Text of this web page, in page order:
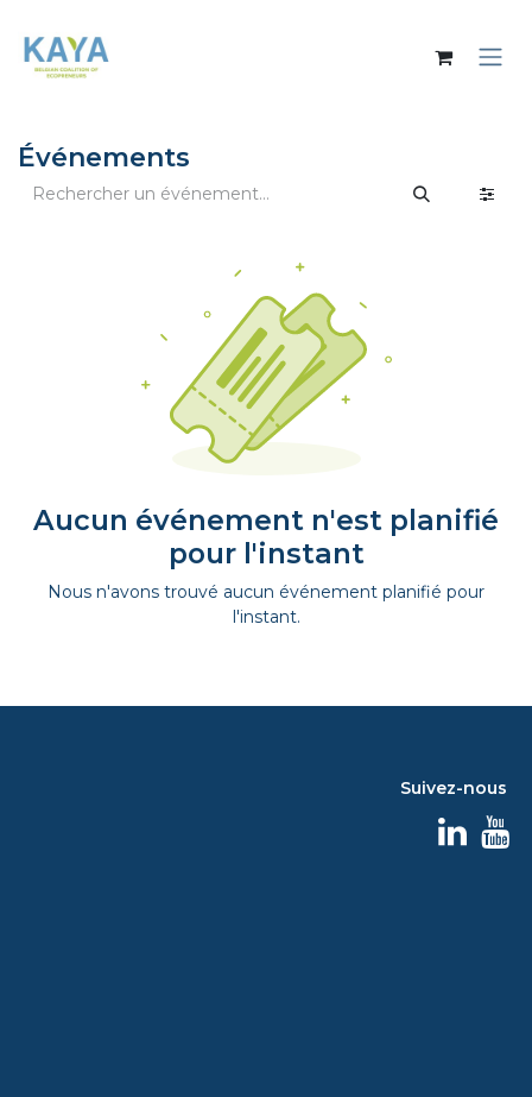
Événements
Aucun événement n'est planifié
pour l'instant
Nous n'avons trouvé aucun événement planifié pour
l'instant.
Suivez-nous